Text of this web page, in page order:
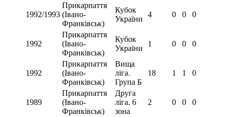
1992/1993
Прикарпаття
(Івано-
Франківськ)
Кубок
України
4 0 0 0
1992
Прикарпаття
(Івано-
Франківськ)
Кубок
України
1 0 0 0
1992
Прикарпаття
(Івано-
Франківськ)
Вища
ліга.
Група Б
18 1 1 0
1989
Прикарпаття
(Івано-
Франківськ)
Друга
ліга. 6
зона
2 0 0 0